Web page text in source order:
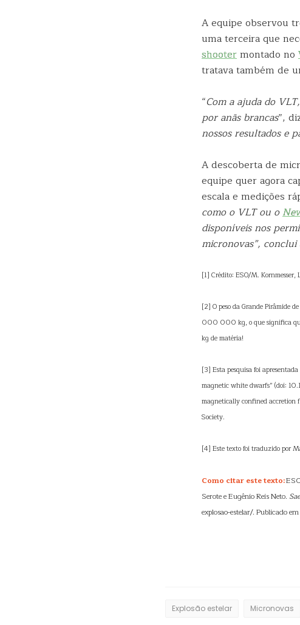
A equipe observou
uma terceira que
shootermontado no
tratava também de
“Com a ajuda do
por anãs brancas”,
nossos resultados e
A descoberta de
equipe quer agora
escala e medições
como o VLT ou o
disponíveis nos
micronovas”,
[1] Crédito: ESO/M. Kornmesser,
[2] O peso da Grande Pirâmide
000 000 kg, o que significa
kg de matéria!
[3] Esta pesquisa foi
magnetic white dwarfs” (doi:
magnetically confined accretion
Society.
[4] Este texto foi traduzido por
Como citar este texto:
Serote e Eugênio Reis Neto.
explosao-estelar/. Publicado
Explosão estelar Micronovas